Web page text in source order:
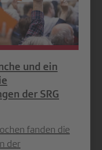
und ein
der SRG
fanden die
der